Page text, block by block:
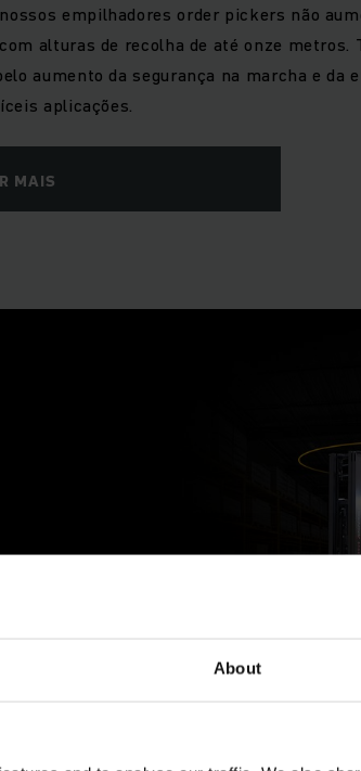
About
empilhadores order pickers não
alturas de recolha de até onze metros.
aumento da segurança na marcha e da
aplicações.
MAIS